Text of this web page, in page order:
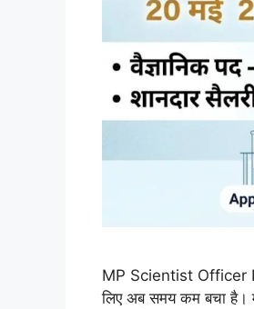
MP Scientist Officer
लिए अब समय कम बचा है।